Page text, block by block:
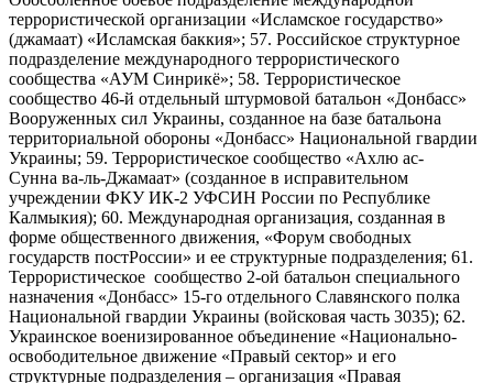
террористической организации «Исламское государство»
(джамаат) «Исламская баккия»; 57. Российское структурное
подразделение международного террористического
сообщества «АУМ Синрикё»; 58. Террористическое
сообщество 46-й отдельный штурмовой батальон «Донбасс»
Вооруженных сил Украины, созданное на базе батальона
территориальной обороны «Донбасс» Национальной гвардии
Украины; 59. Террористическое сообщество «Ахлю ас-
Сунна ва-ль-Джамаат» (созданное в исправительном
учреждении ФКУ ИК-2 УФСИН России по Республике
Калмыкия); 60. Международная организация, созданная в
форме общественного движения, «Форум свободных
государств постРоссии» и ее структурные подразделения; 61.
Террористическое сообщество 2-ой батальон специального
назначения «Донбасс» 15-го отдельного Славянского полка
Национальной гвардии Украины (войсковая часть 3035); 62.
Украинское военизированное объединение «Национально-
освободительное движение «Правый сектор» и его
структурные подразделения – организация «Правая